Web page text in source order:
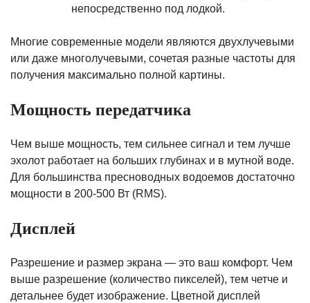
непосредственно под лодкой.
Многие современные модели являются двухлучевыми
или даже многолучевыми, сочетая разные частоты для
получения максимально полной картины.
Мощность передатчика
Чем выше мощность, тем сильнее сигнал и тем лучше
эхолот работает на больших глубинах и в мутной воде.
Для большинства пресноводных водоемов достаточно
мощности в 200-500 Вт (RMS).
Дисплей
Разрешение и размер экрана — это ваш комфорт. Чем
выше разрешение (количество пикселей), тем четче и
детальнее будет изображение. Цветной дисплей